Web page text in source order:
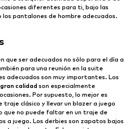
diferentes para ti, bajo las
los pantalones de hombre adecuados.
que ser adecuados no sólo para el día a
para una reunión en la suite
adecuados son muy importantes. Los
calidad son especialmente
Por supuesto, lo mejor es
traje clásico y llevar un blazer a juego
que no puede faltar en un traje de
a juego. Los derbies son zapatos bajos